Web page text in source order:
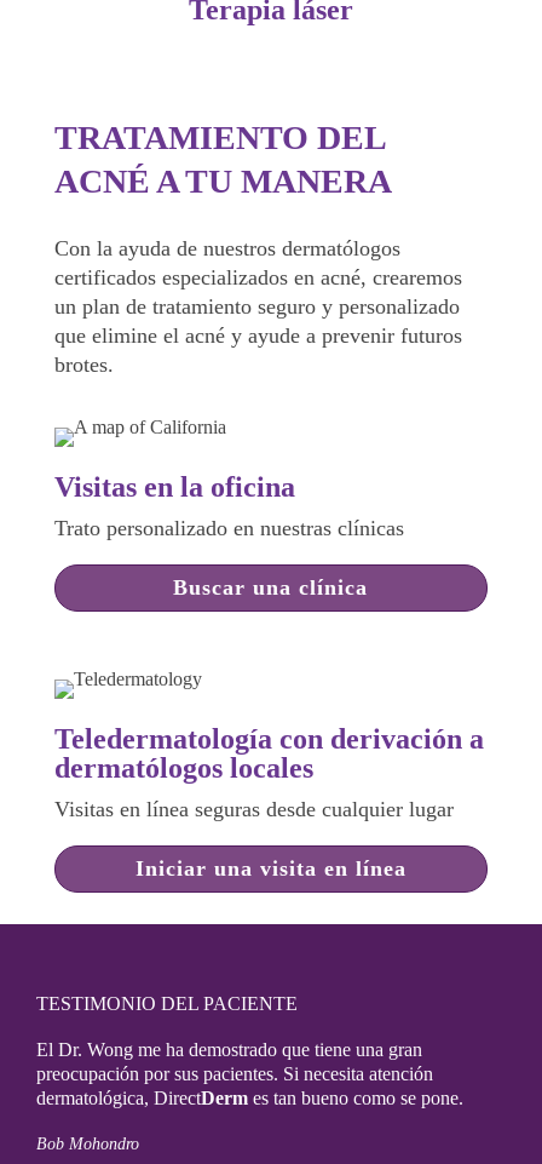
Terapia láser
TRATAMIENTO DEL
ACNÉ A TU MANERA
Con la ayuda de nuestros dermatólogos
certificados especializados en acné, crearemos
un plan de tratamiento seguro y personalizado
que elimine el acné y ayude a prevenir futuros
brotes.
Visitas en la oficina
Trato personalizado en nuestras clínicas
Buscar una clínica
Teledermatología con derivación a
dermatólogos locales
Visitas en línea seguras desde cualquier lugar
Iniciar una visita en línea
TESTIMONIO DEL PACIENTE
El Dr. Wong me ha demostrado que tiene una gran
preocupación por sus pacientes. Si necesita atención
dermatológica, DirectDerm es tan bueno como se pone.
Bob Mohondro